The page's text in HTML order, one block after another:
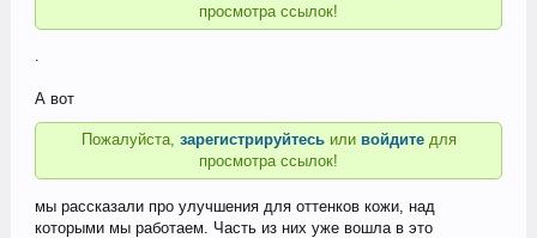
просмотра ссылок!
.
А вот
Пожалуйста, зарегистрируйтесьили войдите для
просмотра ссылок!
мы рассказали про улучшения для оттенков кожи, над
которыми мы работаем. Часть из них уже вошла в это